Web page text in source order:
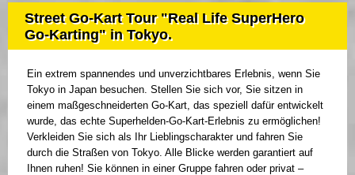
Street Go-Kart Tour "Real Life SuperHero
Go-Karting" in Tokyo.
Ein extrem spannendes und unverzichtbares Erlebnis, wenn Sie
Tokyo in Japan besuchen. Stellen Sie sich vor, Sie sitzen in
einem maßgeschneiderten Go-Kart, das speziell dafür entwickelt
wurde, das echte Superhelden-Go-Kart-Erlebnis zu ermöglichen!
Verkleiden Sie sich als Ihr Lieblingscharakter und fahren Sie
durch die Straßen von Tokyo. Alle Blicke werden garantiert auf
Ihnen ruhen! Sie können in einer Gruppe fahren oder privat –